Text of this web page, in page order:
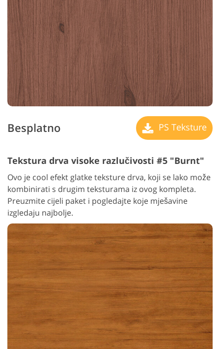
Besplatno PS Teksture
Tekstura drva visoke razlučivosti #5 "Burnt"
Ovo je cool efekt glatke teksture drva, koji se lako može
kombinirati s drugim teksturama iz ovog kompleta.
Preuzmite cijeli paket i pogledajte koje mješavine
izgledaju najbolje.